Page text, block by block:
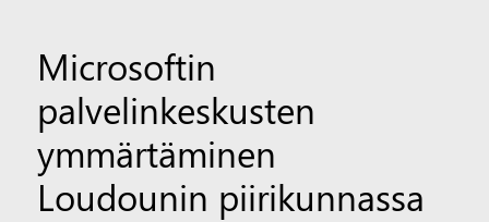
Microsoftin
palvelinkeskusten
ymmärtäminen
Loudounin piirikunnassa